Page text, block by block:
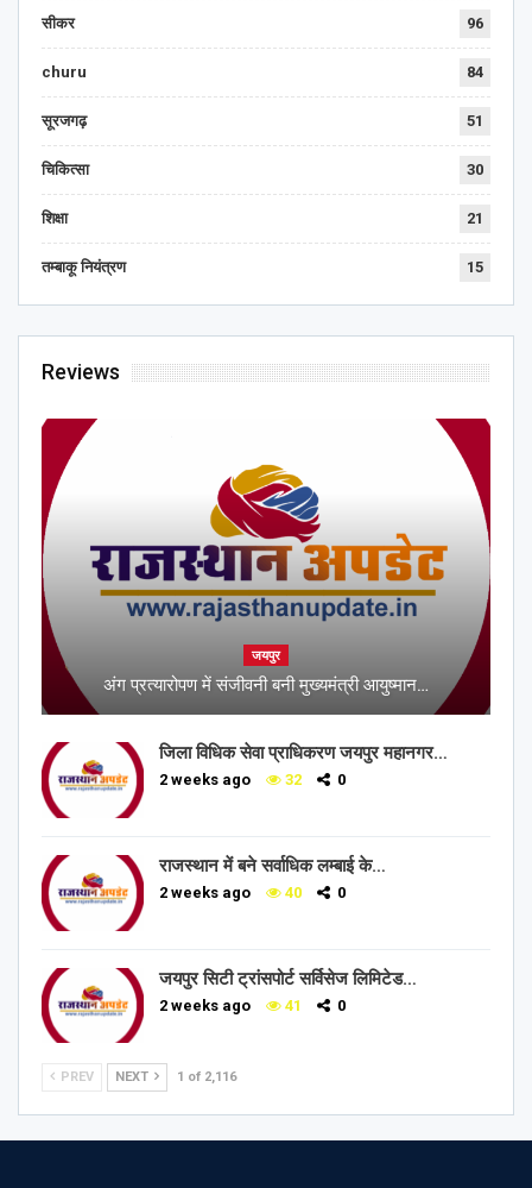
सीकर 96
churu 84
सूरजगढ़ 51
चिकित्सा 30
शिक्षा 21
तम्बाकू नियंत्रण 15
Reviews
जयपुर
अंग प्रत्यारोपण में संजीवनी बनी मुख्यमंत्री आयुष्मान…
जिला विधिक सेवा प्राधिकरण जयपुर महानगर…
2 weeks ago 32 0
राजस्थान में बने सर्वाधिक लम्बाई के…
2 weeks ago 40 0
जयपुर सिटी ट्रांसपोर्ट सर्विसेज लिमिटेड…
2 weeks ago 41 0
PREV NEXT 1 of 2,116